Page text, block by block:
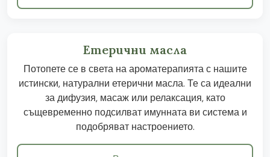
Етерични масла
Потопете се в света на ароматерапията с нашите
истински, натурални етерични масла. Те са идеални
за дифузия, масаж или релаксация, като
същевременно подсилват имунната ви система и
подобряват настроението.